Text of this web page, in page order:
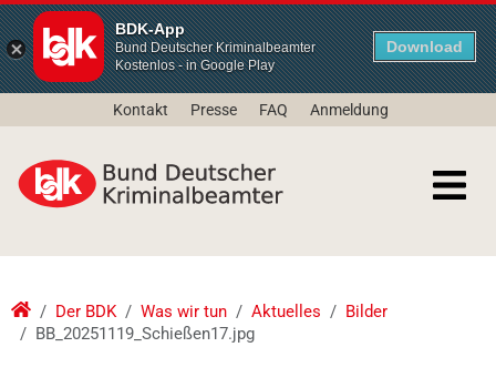
BDK-App
Bund Deutscher Kriminalbeamter
Kostenlos - in Google Play
Download
Kontakt Presse FAQ Anmeldung
Der BDK Was wir tun Aktuelles
Bilder
BB_20251119_Schießen17.jpg